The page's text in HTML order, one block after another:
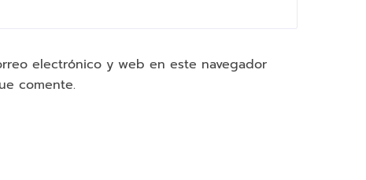
electrónico y web en este navegador
comente.